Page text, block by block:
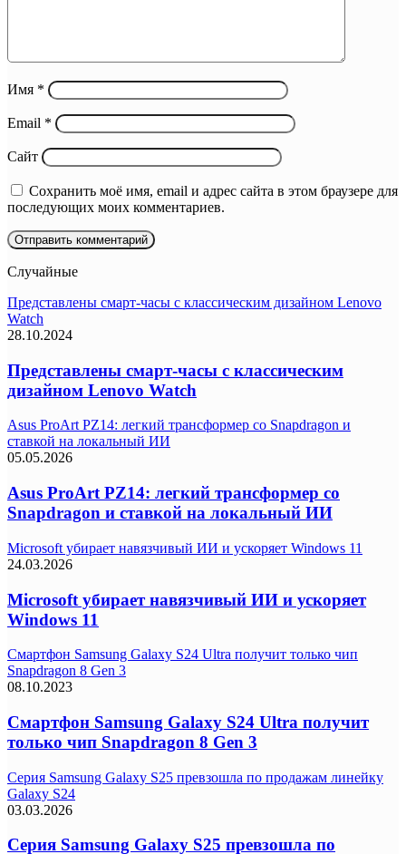
Имя *
Email *
Сайт
Сохранить моё имя, email и адрес сайта в этом браузере для
последующих моих комментариев.
Случайные
Представлены смарт-часы с классическим дизайном Lenovo
Watch
28.10.2024
Представлены смарт-часы с классическим
дизайном Lenovo Watch
Asus ProArt PZ14: легкий трансформер со Snapdragon и
ставкой на локальный ИИ
05.05.2026
Asus ProArt PZ14: легкий трансформер со
Snapdragon и ставкой на локальный ИИ
Microsoft убирает навязчивый ИИ и ускоряет Windows 11
24.03.2026
Microsoft убирает навязчивый ИИ и ускоряет
Windows 11
Смартфон Samsung Galaxy S24 Ultra получит только чип
Snapdragon 8 Gen 3
08.10.2023
Смартфон Samsung Galaxy S24 Ultra получит
только чип Snapdragon 8 Gen 3
Серия Samsung Galaxy S25 превзошла по продажам линейку
Galaxy S24
03.03.2026
Серия Samsung Galaxy S25 превзошла по